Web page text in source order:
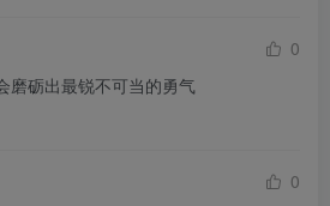
0
磨砺出最锐不可当的勇气
0